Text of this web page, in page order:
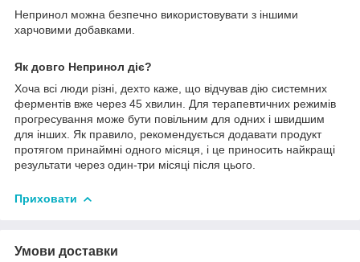
Непринол можна безпечно використовувати з іншими
харчовими добавками.
Як довго Непринол діє?
Хоча всі люди різні, дехто каже, що відчував дію системних
ферментів вже через 45 хвилин. Для терапевтичних режимів
прогресування може бути повільним для одних і швидшим
для інших. Як правило, рекомендується додавати продукт
протягом принаймні одного місяця, і це приносить найкращі
результати через один-три місяці після цього.
Приховати
Умови доставки